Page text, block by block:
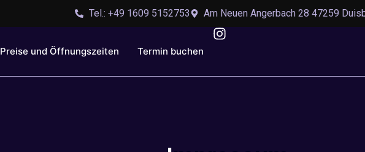
Tel.: +49 1609 5152753 Am Neuen Angerbach 28 47259
Preise und Öffnungszeiten Termin buchen